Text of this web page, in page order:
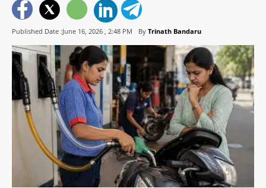
Published Date :June 16, 2026 , 2:48 PM By Trinath Bandaru